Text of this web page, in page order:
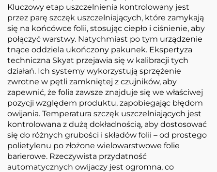
Kluczowy etap uszczelnienia kontrolowany jest
przez parę szczęk uszczelniających, które zamykają
się na końcówce folii, stosując ciepło i ciśnienie, aby
połączyć warstwy. Natychmiast po tym urządzenie
tnące oddziela ukończony pakunek. Ekspertyza
techniczna Skyat przejawia się w kalibracji tych
działań. Ich systemy wykorzystują sprzężenie
zwrotne w pętli zamkniętej z czujników, aby
zapewnić, że folia zawsze znajduje się we właściwej
pozycji względem produktu, zapobiegając błędom
owijania. Temperatura szczęk uszczelniających jest
kontrolowana z dużą dokładnością, aby dostosować
się do różnych grubości i składów folii – od prostego
polietylenu po złożone wielowarstwowe folie
barierowe. Rzeczywista przydatność
automatycznych owijaczy jest ogromna, co